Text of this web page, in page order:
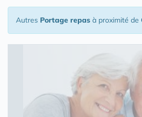
Autres Portage repas à proximité de